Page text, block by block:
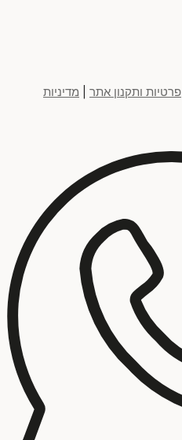
פרטיות ותקנון אתר
מדיניות